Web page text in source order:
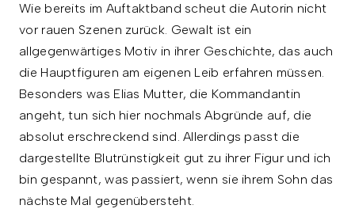
Wie bereits im Auftaktband scheut die Autorin nicht
vor rauen Szenen zurück. Gewalt ist ein
allgegenwärtiges Motiv in ihrer Geschichte, das auch
die Hauptfiguren am eigenen Leib erfahren müssen.
Besonders was Elias Mutter, die Kommandantin
angeht, tun sich hier nochmals Abgründe auf, die
absolut erschreckend sind. Allerdings passt die
dargestellte Blutrünstigkeit gut zu ihrer Figur und ich
bin gespannt, was passiert, wenn sie ihrem Sohn das
nächste Mal gegenübersteht.